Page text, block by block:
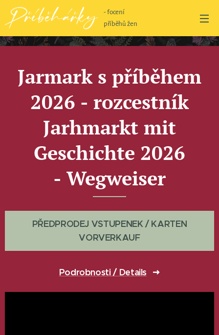
- focení
příběhů žen
Jarmark s příběhem
2026 - rozcestník
Jarhmarkt mit
Geschichte 2026
- Wegweiser
PŘEDPRODEJ VSTUPENEK / KARTEN
VORVERKAUF
Podrobnosti / Details